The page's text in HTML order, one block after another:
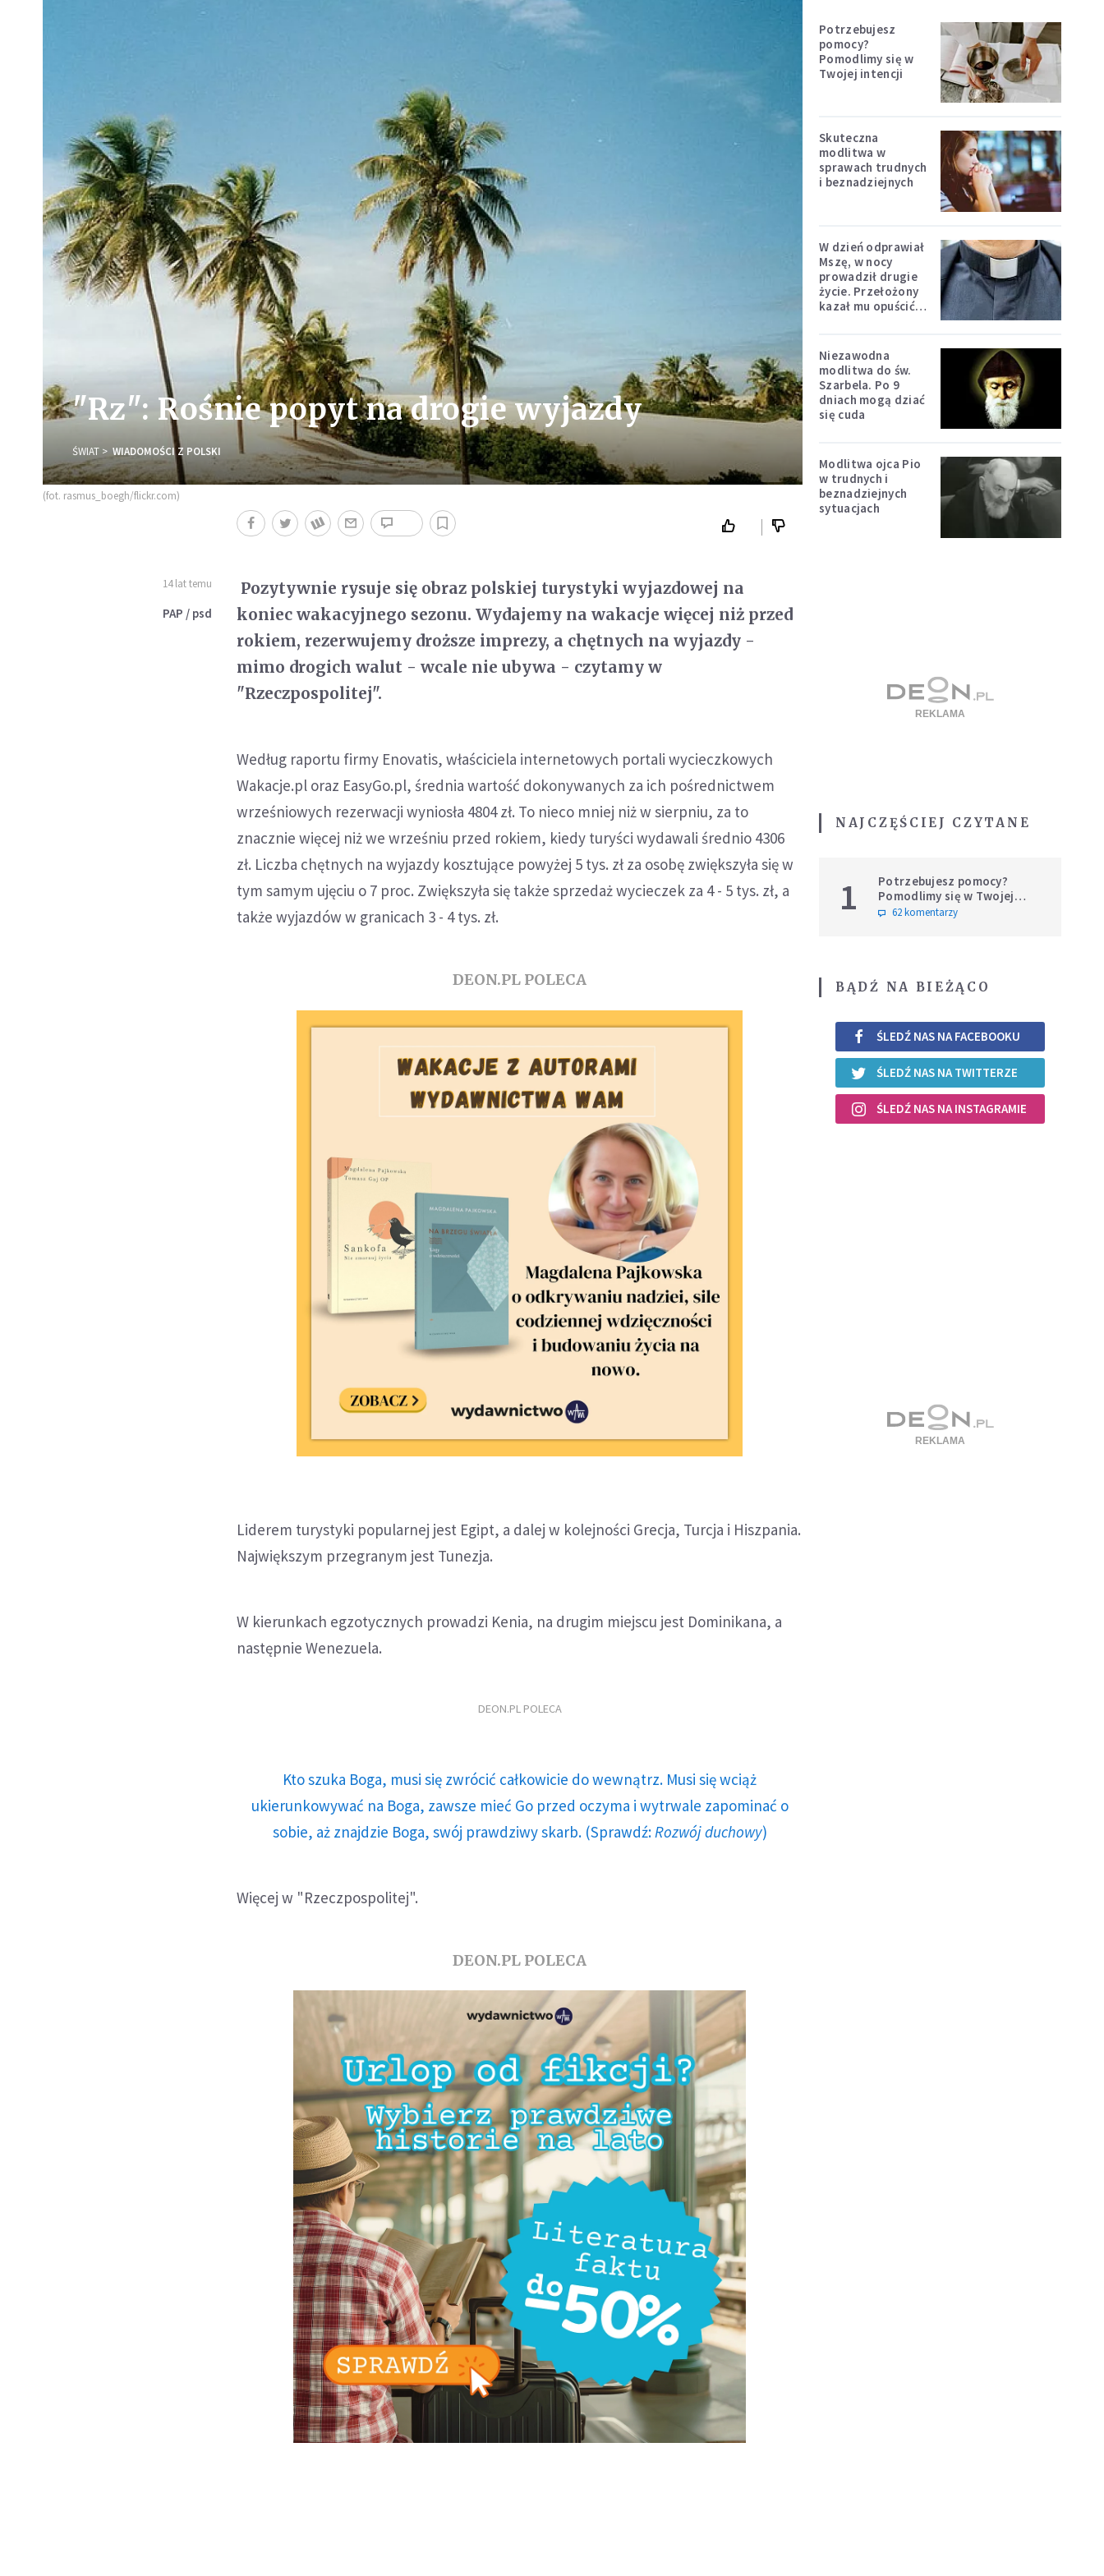
"Rz": Rośnie popyt na drogie wyjazdy
ŚWIAT WIADOMOŚCI Z POLSKI
(fot. rasmus_boegh/flickr.com)
14 lat temu
PAP / psd
Pozytywnie rysuje się obraz polskiej turystyki wyjazdowej na
koniec wakacyjnego sezonu. Wydajemy na wakacje więcej niż przed
rokiem, rezerwujemy droższe imprezy, a chętnych na wyjazdy -
mimo drogich walut - wcale nie ubywa - czytamy w
"Rzeczpospolitej".
Według raportu firmy Enovatis, właściciela internetowych portali wycieczkowych
Wakacje.pl oraz EasyGo.pl, średnia wartość dokonywanych za ich pośrednictwem
wrześniowych rezerwacji wyniosła 4804 zł. To nieco mniej niż w sierpniu, za to
znacznie więcej niż we wrześniu przed rokiem, kiedy turyści wydawali średnio 4306
zł. Liczba chętnych na wyjazdy kosztujące powyżej 5 tys. zł za osobę zwiększyła się w
tym samym ujęciu o 7 proc. Zwiększyła się także sprzedaż wycieczek za 4 - 5 tys. zł, a
także wyjazdów w granicach 3 - 4 tys. zł.
DEON.PL POLECA
Liderem turystyki popularnej jest Egipt, a dalej w kolejności Grecja, Turcja i Hiszpania.
Największym przegranym jest Tunezja.
W kierunkach egzotycznych prowadzi Kenia, na drugim miejscu jest Dominikana, a
następnie Wenezuela.
DEON.PL POLECA
Kto szuka Boga, musi się zwrócić całkowicie do wewnątrz. Musi się wciąż
ukierunkowywać na Boga, zawsze mieć Go przed oczyma i wytrwale zapominać o
sobie, aż znajdzie Boga, swój prawdziwy skarb. (Sprawdź: Rozwój duchowy)
Więcej w "Rzeczpospolitej".
DEON.PL POLECA
Potrzebujesz
pomocy?
Pomodlimy się w
Twojej intencji
Skuteczna
modlitwa w
sprawach trudnych
i beznadziejnych
W dzień odprawiał
Mszę, w nocy
prowadził drugie
życie. Przełożony
kazał mu opuścić
Niezawodna
modlitwa do św.
Szarbela. Po 9
dniach mogą dziać
się cuda
Modlitwa ojca Pio
w trudnych i
beznadziejnych
sytuacjach
NAJCZĘŚCIEJ CZYTANE
1
Potrzebujesz pomocy?
Pomodlimy się w Twojej
intencji
62 komentarzy
BĄDŹ NA BIEŻĄCO
ŚLEDŹ NAS NA FACEBOOKU
ŚLEDŹ NAS NA TWITTERZE
ŚLEDŹ NAS NA INSTAGRAMIE